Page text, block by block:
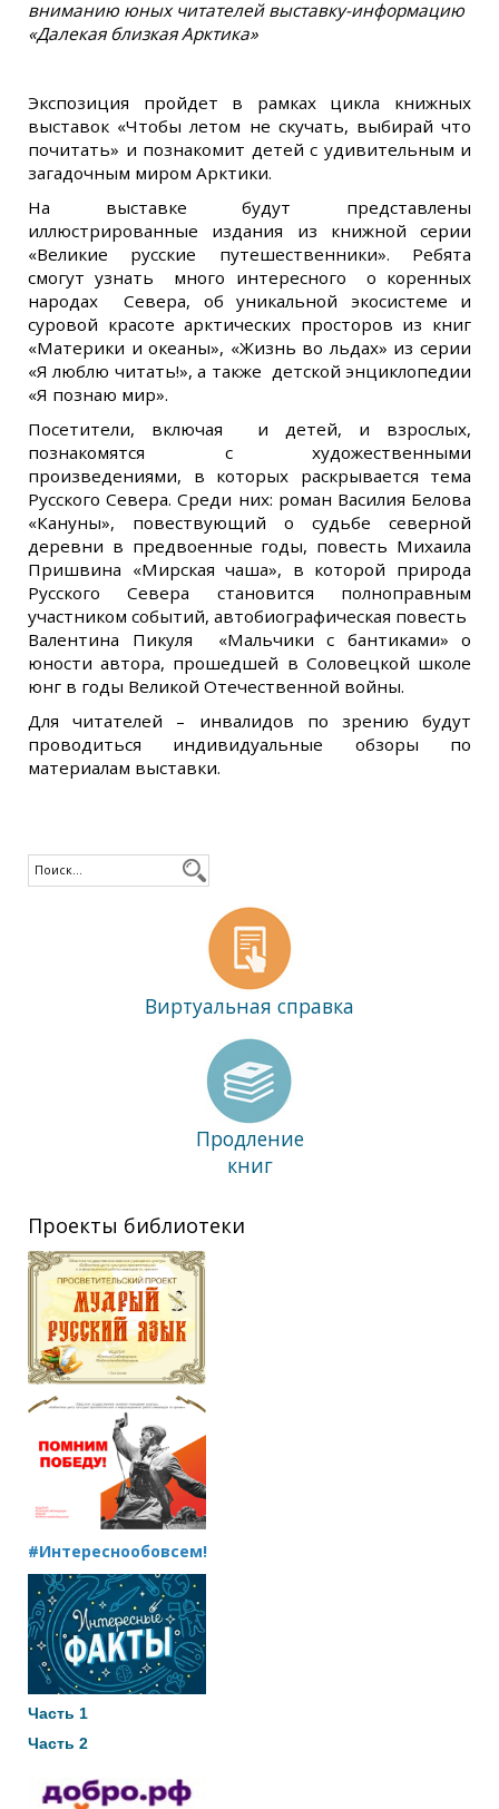
вниманию юных читателей выставку-информацию
«Далекая близкая Арктика»
Экспозиция пройдет в рамках цикла книжных
выставок «Чтобы летом не скучать, выбирай что
почитать» и познакомит детей с удивительным и
загадочным миром Арктики.
На выставке будут представлены
иллюстрированные издания из книжной серии
«Великие русские путешественники». Ребята
смогут узнать много интересного о коренных
народах Севера, об уникальной экосистеме и
суровой красоте арктических просторов из книг
«Материки и океаны», «Жизнь во льдах» из серии
«Я люблю читать!», а также детской энциклопедии
«Я познаю мир».
Посетители, включая и детей, и взрослых,
познакомятся с художественными
произведениями, в которых раскрывается тема
Русского Севера. Среди них: роман Василия Белова
«Кануны», повествующий о судьбе северной
деревни в предвоенные годы, повесть Михаила
Пришвина «Мирская чаша», в которой природа
Русского Севера становится полноправным
участником событий, автобиографическая повесть
Валентина Пикуля «Мальчики с бантиками» о
юности автора, прошедшей в Соловецкой школе
юнг в годы Великой Отечественной войны.
Для читателей – инвалидов по зрению будут
проводиться индивидуальные обзоры по
материалам выставки.
Виртуальная справка
Продление
книг
Проекты библиотеки
#Интереснообовсем!
Часть 1
Часть 2